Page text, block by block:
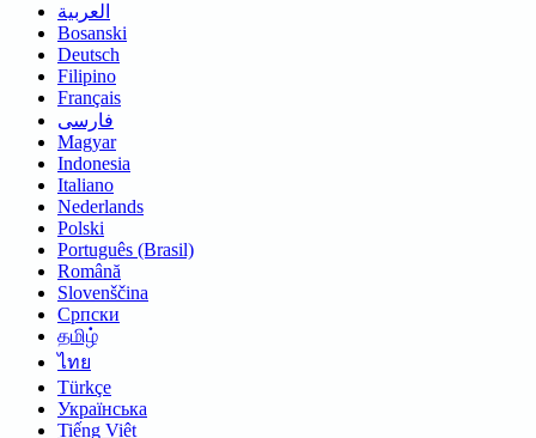
العربية
Bosanski
Deutsch
Filipino
Français
فارسی
Magyar
Indonesia
Italiano
Nederlands
Polski
Português (Brasil)
Română
Slovenščina
Српски
தமிழ்
ไทย
Türkçe
Українська
Tiếng Việt